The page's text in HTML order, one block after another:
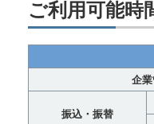
ご利用可能時
企
振込・振替